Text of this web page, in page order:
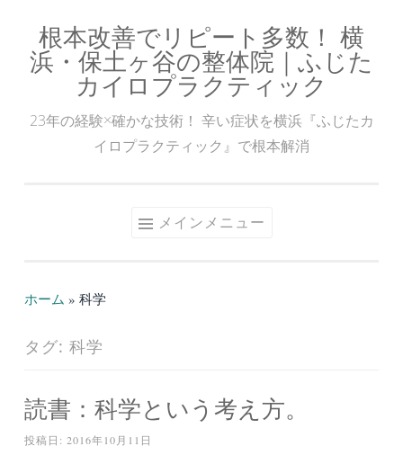
ン
根本改善でリピート多数！ 横
浜・保土ヶ谷の整体院｜ふじた
カイロプラクティック
23年の経験×確かな技術！ 辛い症状を横浜『ふじたカ
イロプラクティック』で根本解消
メインメニュー
ホーム » 科学
タグ: 科学
読書：科学という考え方。
投稿日: 2016年10月11日